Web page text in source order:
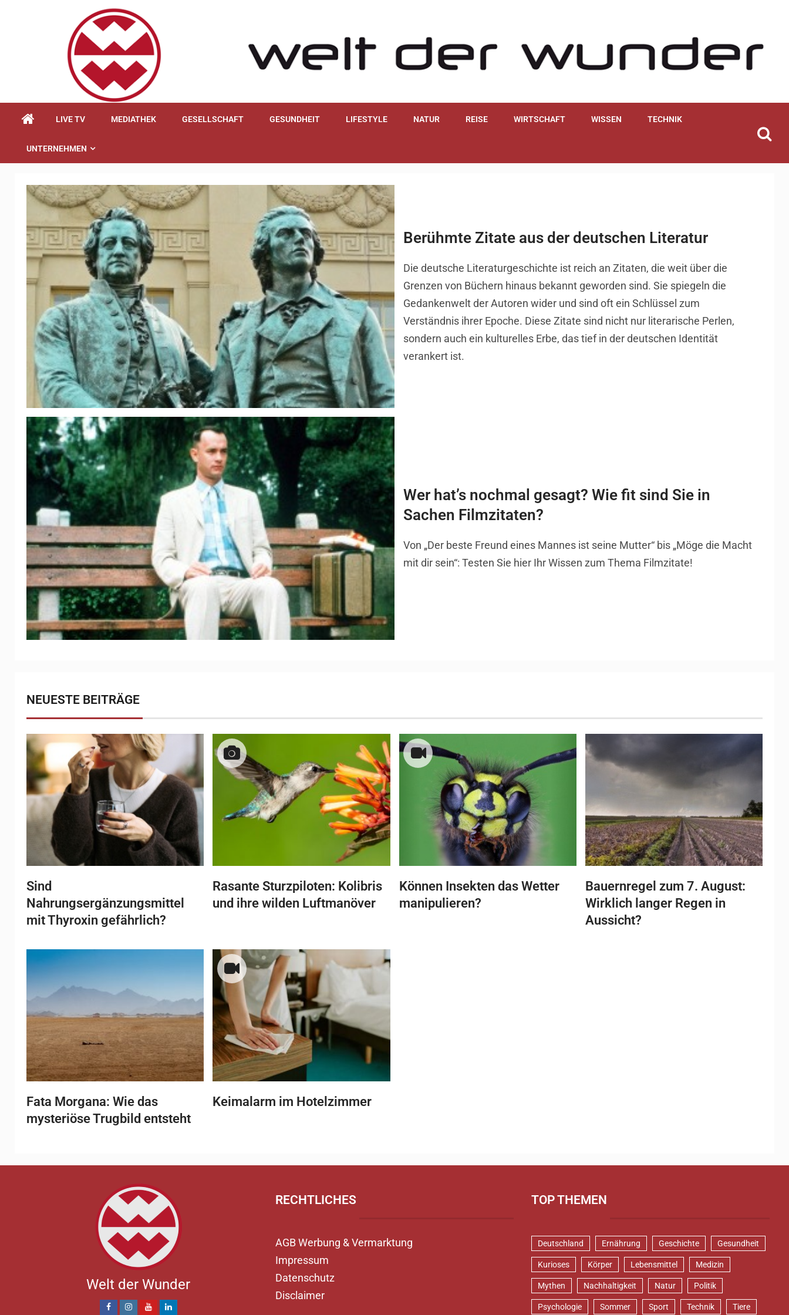
LIVE TV MEDIATHEK GESELLSCHAFT GESUNDHEIT LIFESTYLE NATUR REISE WIRTSCHAFT WISSEN TECHNIK
UNTERNEHMEN
Berühmte Zitate aus der deutschen Literatur
Die deutsche Literaturgeschichte ist reich an Zitaten, die weit über die
Grenzen von Büchern hinaus bekannt geworden sind. Sie spiegeln die
Gedankenwelt der Autoren wider und sind oft ein Schlüssel zum
Verständnis ihrer Epoche. Diese Zitate sind nicht nur literarische Perlen,
sondern auch ein kulturelles Erbe, das tief in der deutschen Identität
verankert ist.
Wer hat’s nochmal gesagt? Wie fit sind Sie in
Sachen Filmzitaten?
Von „Der beste Freund eines Mannes ist seine Mutter“ bis „Möge die Macht
mit dir sein“: Testen Sie hier Ihr Wissen zum Thema Filmzitate!
NEUESTE BEITRÄGE
Sind
Nahrungsergänzungsmittel
mit Thyroxin gefährlich?
Rasante Sturzpiloten: Kolibris
und ihre wilden Luftmanöver
Können Insekten das Wetter
manipulieren?
Bauernregel zum 7. August:
Wirklich langer Regen in
Aussicht?
Fata Morgana: Wie das
mysteriöse Trugbild entsteht
Keimalarm im Hotelzimmer
Welt der Wunder
RECHTLICHES
AGB Werbung & Vermarktung
Impressum
Datenschutz
Disclaimer
TOP THEMEN
Deutschland Ernährung Geschichte Gesundheit
Kurioses Körper Lebensmittel Medizin
Mythen Nachhaltigkeit Natur Politik
Psychologie Sommer Sport Technik Tiere